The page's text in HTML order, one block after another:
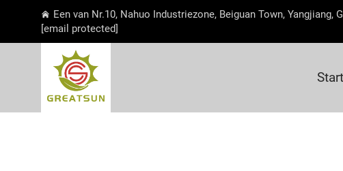
Een van Nr.10, Nahuo Industriezone, Beiguan Town, Yangjiang,
[email protected]